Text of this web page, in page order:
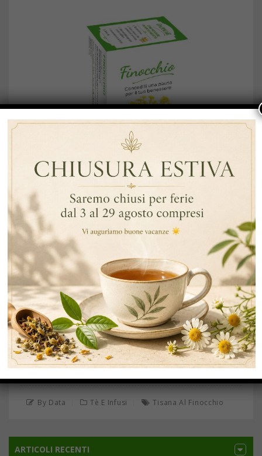
FEB
24
SCOPRI LE POTENTI PROPRIETÀ DELLA TISANA
AL FINOCCHIO
… Continua a leggere
By Data Tè E Infusi Tisana Al Finocchio
ARTICOLI RECENTI